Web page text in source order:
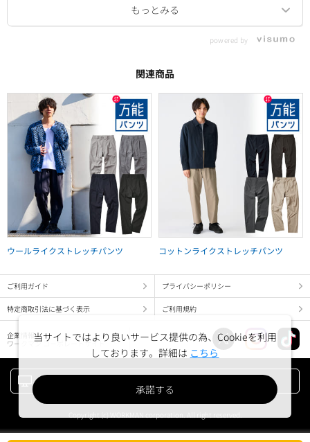
powered by
関連商品
ウールライクストレッチパンツ コットンライクストレッチパンツ
ご利用ガイド プライバシーポリシー
特定商取引法に基づく表示 ご利用規約
企業情報
ワークマン コーポレートサイト
当サイトではより良いサービス提供の為、Cookieを利用
しております。詳細は こちら
承諾する